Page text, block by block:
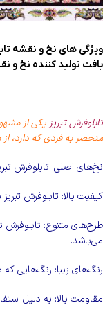
ویژگی های نخ و نقشه
بافت تولید کننده نخ و
تابلوفرش تبریزیکی از
منحصر به فردی که دارد،
نخ‌های اصلی: تابلوفرش
کیفیت بالا: تابلوفرش
طرح‌های متنوع:
می‌باشد.
رنگ‌های زیبا: رنگ‌هایی که
مقاومت بالا: به دلیل